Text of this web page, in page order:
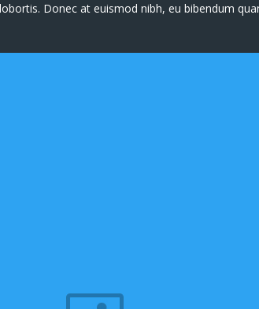
Donec at euismod nibh, eu bibendum